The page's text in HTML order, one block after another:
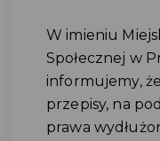
W imieniu
Społecznej w
informujemy,
przepisy, na
prawa